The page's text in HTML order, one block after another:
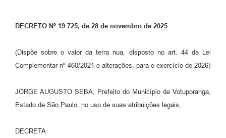
Legislação
Transparência
Editais
DECRETO Nº 19 725, de 28 de novembro de 2025
(Dispõe sobre o valor da terra nua, disposto no art. 44 da Lei
Complementar nº 460/2021 e alterações, para o exercício de 2026)
JORGE AUGUSTO SEBA, Prefeito do Município de Votuporanga,
Estado de São Paulo, no uso de suas atribuições legais,
DECRETA: